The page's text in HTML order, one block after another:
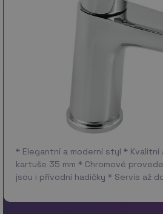
* Elegantní a moderní styl * Kvalitní
kartuše 35 mm * Chromové
jsou i přívodní hadičky * Servis až